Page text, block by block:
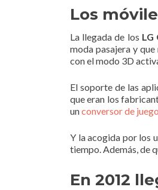
Los
La llegada de los LG
moda pasajera y
con el modo 3D
El soporte de las
que eran los
unconversor de
Y la acogida por los
tiempo. Además, de
En 2012